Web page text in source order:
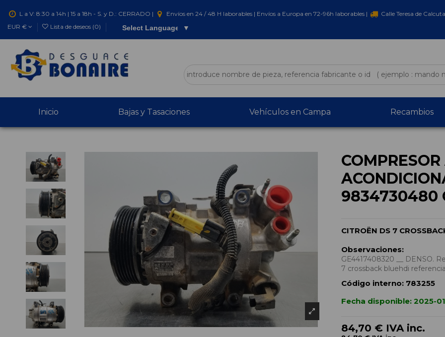
L a V: 8:30 a 14h | 15 a 18h - S. y D.: CERRADO | Envíos en 24 / 48 H laborables | Envíos a Europa en 72-96h laborables |
Calle Teresa de
EUR €
Lista de deseos (0) Select Language ▼
Inicio Bajas y Tasaciones Vehículos en Campa Recambios
COMPRESOR
9834730480
CITROËN DS 7
Observaciones:
GE4417408320 __ DENSO.
7 crossback bluehdi
Código interno: 783255
Fecha disponible: 2025-
84,70 € IVA inc.